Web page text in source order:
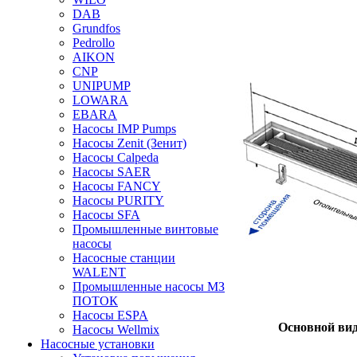
DAB
Grundfos
Pedrollo
AIKON
CNP
UNIPUMP
LOWARA
EBARA
Насосы IMP Pumps
Насосы Zenit (Зенит)
Насосы Calpeda
Насосы SAER
Насосы FANCY
Насосы PURITY
Насосы SFA
Промышленные винтовые
насосы
Насосные станции
WALENT
Промышленные насосы МЗ
ПОТОК
Насосы ESPA
Насосы Wellmix
Насосные установки
Основной